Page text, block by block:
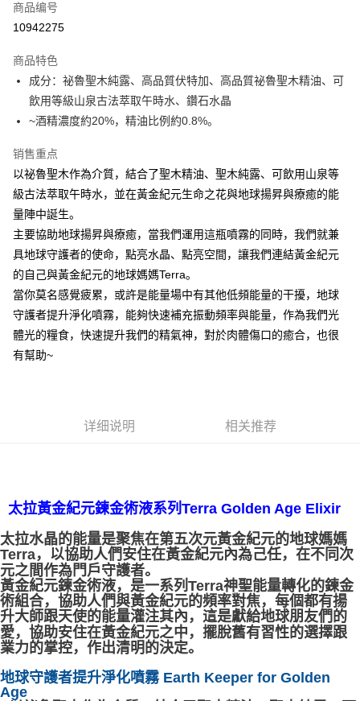
超商取货付款
Apple Pay
街口支付
ATM付款
全家取貨付款
每笔NT$80，满NT$3,000(含以上)免运费
7-11取貨付款
每笔NT$80，满NT$3,000(含以上)免运费
賣家宅配幫您送（台灣）
每笔NT$80，满NT$3,000(含以上)免运费
商品编号
10942275
商品特色
成分：祕魯聖木純露、高品質伏特加、高品質祕魯聖木精油、可
飲用等級山泉古法萃取午時水、鑽石水晶
~酒精濃度約20%，精油比例約0.8%。
销售重点
以祕魯聖木作為介質，結合了聖木精油、聖木純露、可飲用山泉等
級古法萃取午時水，並在黃金紀元生命之花與地球揚昇與療癒的能
量陣中誕生。
主要協助地球揚昇與療癒，當我們運用這瓶噴霧的同時，我們就兼
具地球守護者的使命，點亮水晶、點亮空間，讓我們連結黃金紀元
的自己與黃金紀元的地球媽媽Terra。
當你莫名感覺疲累，或許是能量場中有其他低頻能量的干擾，地球
守護者提升淨化噴霧，能夠快速補充振動頻率與能量，作為我們光
體光的糧食，快速提升我們的精氣神，對於肉體傷口的癒合，也很
有幫助~
详细说明 相关推荐
太拉黃金紀元鍊金術液系列Terra Golden Age Elixir
太拉水晶的能量是聚焦在第五次元黃金紀元的地球媽媽
Terra，以協助人們安住在黃金紀元內為己任，在不同次
元之間作為門戶守護者。
黃金紀元鍊金術液，是一系列Terra神聖能量轉化的鍊金
術組合，協助人們與黃金紀元的頻率對焦，每個都有揚
升大師跟天使的能量灌注其內，這是獻給地球朋友們的
愛，協助安住在黃金紀元之中，擺脫舊有習性的選擇跟
業力的掌控，作出清明的決定。
地球守護者提升淨化噴霧 Earth Keeper for Golden
Age